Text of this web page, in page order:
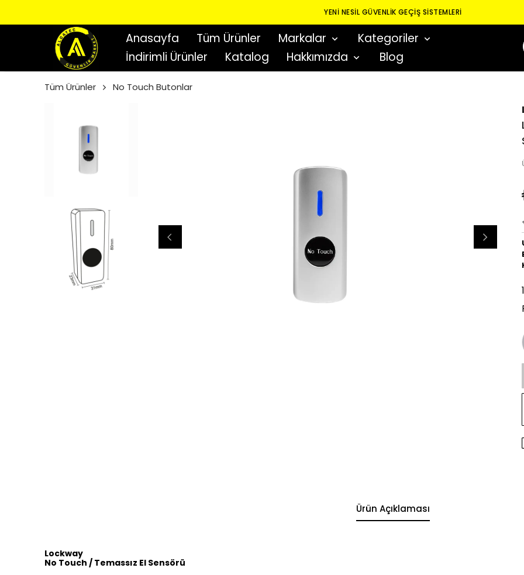
YENI NESIL GÜVENLIK GEÇIŞ SISTEMLERI
Anasayfa Tüm Ürünler Markalar
Kategoriler
İndirimli Ürünler
Katalog Hakkımızda Blog
Tüm Ürünler No Touch Butonlar
Ürün Açıklaması
Lockway
No Touch / Temassız El Sensörü